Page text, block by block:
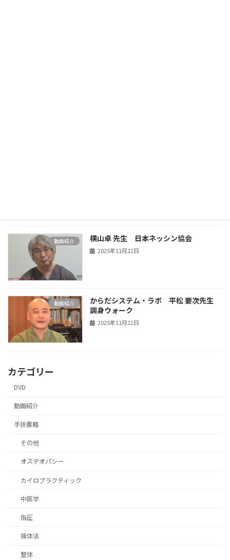
動画紹介 横山卓 先生 日本ネッシン協会
2025年11月22日
動画紹介
からだシステム・ラボ 平松 要次先生
調身ウォーク
2025年11月22日
カテゴリー
DVD
動画紹介
手技書籍
その他
オステオパシー
カイロプラクティック
中医学
指圧
操体法
整体